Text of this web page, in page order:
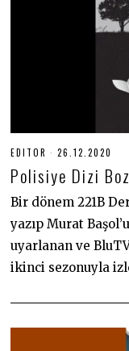
EDITOR 26.12.2020
.
2
2
2
0
Polisiye Dizi
Bir dönem 221B
yazıp Murat
uyarlanan ve
ikinci sezonuyla